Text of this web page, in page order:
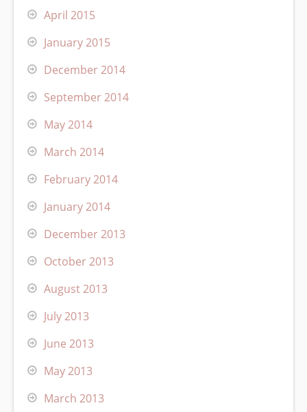
April 2015
January 2015
December 2014
September 2014
May 2014
March 2014
February 2014
January 2014
December 2013
October 2013
August 2013
July 2013
June 2013
May 2013
March 2013